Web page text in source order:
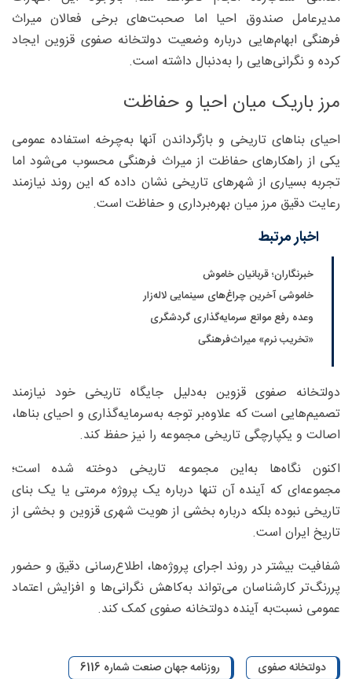
مدیرعامل صندوق احیا اما صحبت‌های برخی فعالان میراث
فرهنگی ابهام‌هایی درباره وضعیت دولتخانه صفوی قزوین ایجاد
کرده و نگرانی‌هایی را به‌دنبال داشته است.
مرز باریک میان احیا و حفاظت
احیای بناهای تاریخی و بازگرداندن آنها به‌چرخه استفاده عمومی
یکی از راهکارهای حفاظت از میراث فرهنگی محسوب می‌شود اما
تجربه بسیاری از شهرهای تاریخی نشان داده که این روند نیازمند
رعایت دقیق مرز میان بهره‌برداری و حفاظت است.
اخبار مرتبط
خبرنگاران؛ قربانیان خاموش
خاموشی آخرین چراغ‌های سینمایی لاله‌زار
وعده رفع موانع سرمایه‌گذاری گردشگری
«تخریب نرم» میراث‌فرهنگی
دولتخانه صفوی قزوین به‌دلیل جایگاه تاریخی خود نیازمند
تصمیم‌هایی است که علاوه‌بر توجه به‌سرمایه‌گذاری و احیای بناها،
اصالت و یکپارچگی تاریخی مجموعه را نیز حفظ کند.
اکنون نگاه‌ها به‌این مجموعه تاریخی دوخته شده است؛
مجموعه‌ای که آینده آن تنها درباره یک پروژه مرمتی یا یک بنای
تاریخی نبوده بلکه درباره بخشی از هویت شهری قزوین و بخشی از
تاریخ ایران است.
شفافیت بیشتر در روند اجرای پروژه‌ها، اطلاع‌رسانی دقیق و حضور
پررنگ‌تر کارشناسان می‌تواند به‌کاهش نگرانی‌ها و افزایش اعتماد
عمومی نسبت‌به ‌آینده دولتخانه صفوی کمک کند.
دولتخانه صفوی
روزنامه جهان صنعت شماره 6116